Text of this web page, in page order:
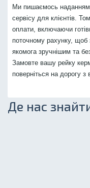
Ми пишаємось наданням
сервісу для клієнтів.
оплати, включаючи
поточному рахунку, щоб
якомога зручнішим та
Замовте вашу рейку
поверніться на дорогу з
Де нас